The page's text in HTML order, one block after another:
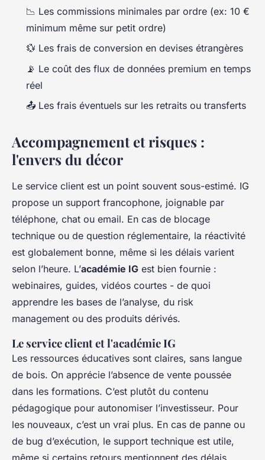
📉 Les commissions minimales par ordre (ex: 10 €
minimum même sur petit ordre)
💱 Les frais de conversion en devises étrangères
📡 Le coût des flux de données premium en temps
réel
📤 Les frais éventuels sur les retraits ou transferts
Accompagnement et risques :
l'envers du décor
Le service client est un point souvent sous-estimé. IG
propose un support francophone, joignable par
téléphone, chat ou email. En cas de blocage
technique ou de question réglementaire, la réactivité
est globalement bonne, même si les délais varient
selon l’heure. L’académie IG est bien fournie :
webinaires, guides, vidéos courtes - de quoi
apprendre les bases de l’analyse, du risk
management ou des produits dérivés.
Le service client et l'académie IG
Les ressources éducatives sont claires, sans langue
de bois. On apprécie l’absence de vente poussée
dans les formations. C’est plutôt du contenu
pédagogique pour autonomiser l’investisseur. Pour
les nouveaux, c’est un vrai plus. En cas de panne ou
de bug d’exécution, le support technique est utile,